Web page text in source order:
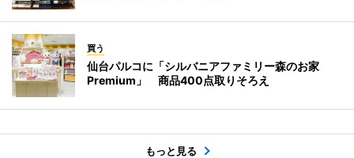
買う
仙台パルコに「シルバニアファミリー森のお家
Premium」 商品400点取りそろえ
もっと見る